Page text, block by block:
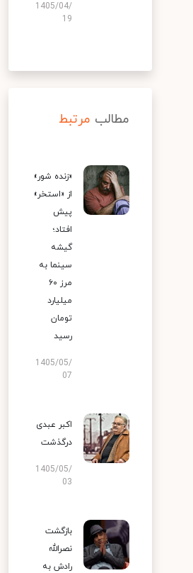
1405/04/
19
مطالب مرتبط
«زنده شور»
از «استخر»
پیش
افتاد؛
گیشه
سینما به
مرز ۶۰
میلیارد
تومان
رسید
1405/05/
07
اکبر عبدی
درگذشت
1405/05/
03
بازگشت
نصرالله
رادش به